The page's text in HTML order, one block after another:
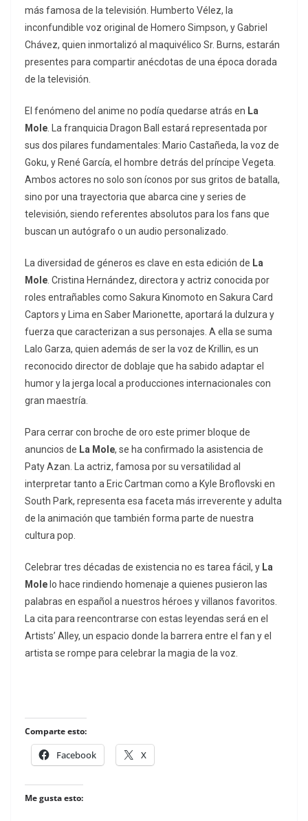
más famosa de la televisión. Humberto Vélez, la
inconfundible voz original de Homero Simpson, y Gabriel
Chávez, quien inmortalizó al maquivélico Sr. Burns, estarán
presentes para compartir anécdotas de una época dorada
de la televisión.
El fenómeno del anime no podía quedarse atrás en La
Mole . La franquicia Dragon Ball
estará representada por
sus dos pilares fundamentales: Mario Castañeda, la voz de
Goku, y René García, el hombre detrás del príncipe Vegeta.
Ambos actores no solo son íconos por sus gritos de batalla,
sino por una trayectoria que abarca cine y series de
televisión, siendo referentes absolutos para los fans que
buscan un autógrafo o un audio personalizado.
La diversidad de géneros es clave en esta edición de La
Mole . Cristina Hernández, directora y actriz conocida por
roles entrañables como Sakura Kinomoto en Sakura Card
Captors y Lima en Saber Marionette, aportará la dulzura y
fuerza que caracterizan a sus personajes. A ella se suma
Lalo Garza, quien además de ser la voz de Krillin, es un
reconocido director de doblaje que ha sabido adaptar el
humor y la jerga local a producciones internacionales con
gran maestría.
Para cerrar con broche de oro este primer bloque de
anuncios de La Mole, se ha confirmado la asistencia de
Paty Azan. La actriz, famosa por su versatilidad al
interpretar tanto a Eric Cartman como a Kyle Broflovski en
South Park, representa esa faceta más irreverente y adulta
de la animación que también forma parte de nuestra
cultura pop.
Celebrar tres décadas de existencia no es tarea fácil, y La
Mole lo hace rindiendo homenaje a quienes pusieron las
palabras en español a nuestros héroes y villanos favoritos.
La cita para reencontrarse con estas leyendas será en el
Artists’ Alley, un espacio donde la barrera entre el fan y el
artista se rompe para celebrar la magia de la voz.
Comparte esto:
Facebook X
Me gusta esto: